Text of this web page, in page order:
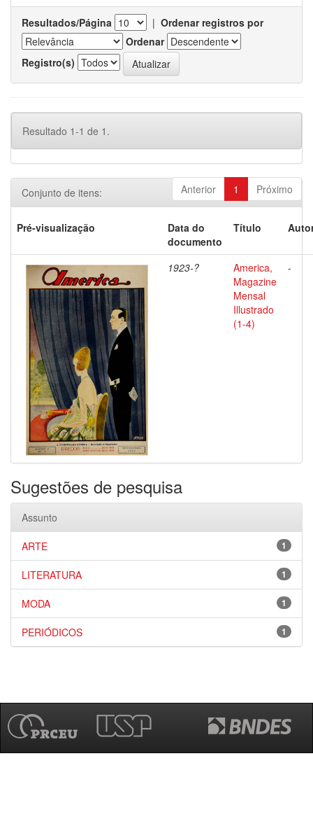
Resultados/Página | Ordenar registros por
Ordenar
Registro(s)
Resultado 1-1 de 1.
Anterior 1 Próximo
Conjunto de itens:
Pré-visualização
Data do
documento
Título
1923-?
America,
Magazine
Mensal
Illustrado
(1-4)
-
Sugestões de pesquisa
Assunto
1
ARTE
1
LITERATURA
1
MODA
1
PERIÓDICOS